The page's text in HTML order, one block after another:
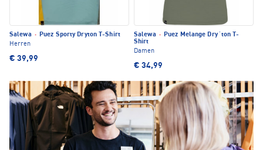
Salewa ·
Puez Sporty Dryton T-Shirt
Herren
€ 39,99
Salewa ·
Puez Melange Dry´ton T-
Shirt
Damen
€ 34,99